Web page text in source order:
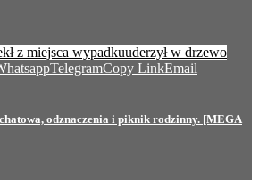
z miejsca wypadkuuderzył w drzewo
TelegramCopy LinkEmail
odznaczenia i piknik rodzinny. [MEGA